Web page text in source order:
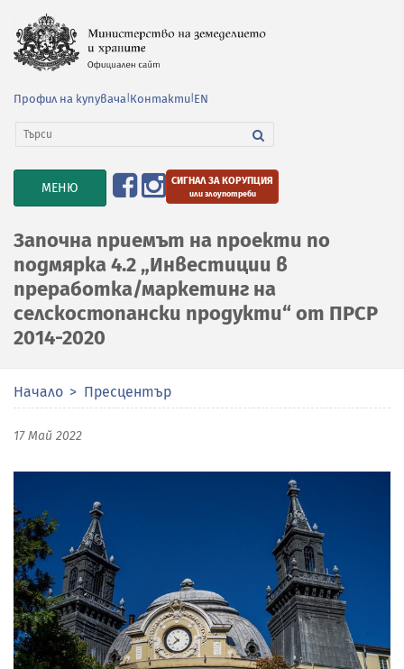
Профил на купувача Контакти EN
TOGGLE
NAVIGATION
МЕНЮ СИГНАЛ ЗА КОРУПЦИЯ
или злоупотреби
Започна приемът на проекти по
подмярка 4.2 „Инвестиции в
преработка/маркетинг на
селскостопански продукти“ от ПРСР
2014-2020
Начало Пресцентър
17 Май 2022